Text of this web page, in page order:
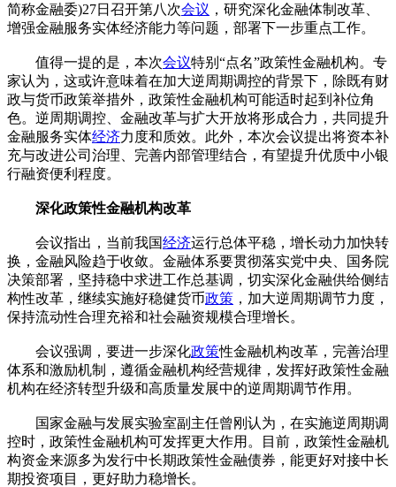
简称金融委)27日召开第八次会议 ，研究深化金融体制改革、
增强金融服务实体经济能力等问题，部署下一步重点工作。
值得一提的是，本次会议特别“点名”政策性金融机构。专
家认为，这或许意味着在加大逆周期调控的背景下，除既有财
政与货币政策举措外，政策性金融机构可能适时起到补位角
色。逆周期调控、金融改革与扩大开放将形成合力，共同提升
金融服务实体经济力度和质效。此外，本次会议提出将资本补
充与改进公司治理、完善内部管理结合，有望提升优质中小银
行融资便利程度。
深化政策性金融机构改革
会议指出，当前我国经济运行总体平稳，增长动力加快转
换，金融风险趋于收敛。金融体系要贯彻落实党中央、国务院
决策部署，坚持稳中求进工作总基调，切实深化金融供给侧结
构性改革，继续实施好稳健货币政策 ，加大逆周期调节力度，
保持流动性合理充裕和社会融资规模合理增长。
会议强调，要进一步深化政策性金融机构改革，完善治理
体系和激励机制，遵循金融机构经营规律，发挥好政策性金融
机构在经济转型升级和高质量发展中的逆周期调节作用。
国家金融与发展实验室副主任曾刚认为，在实施逆周期调
控时，政策性金融机构可发挥更大作用。目前，政策性金融机
构资金来源多为发行中长期政策性金融债券，能更好对接中长
期投资项目，更好助力稳增长。